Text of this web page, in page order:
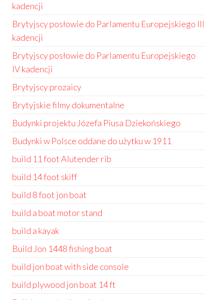
kadencji
Brytyjscy posłowie do Parlamentu Europejskiego III
kadencji
Brytyjscy posłowie do Parlamentu Europejskiego
IV kadencji
Brytyjscy prozaicy
Brytyjskie filmy dokumentalne
Budynki projektu Józefa Piusa Dziekońskiego
Budynki w Polsce oddane do użytku w 1911
build 11 foot Alutender rib
build 14 foot skiff
build 8 foot jon boat
build a boat motor stand
build a kayak
Build Jon 1448 fishing boat
build jon boat with side console
build plywood jon boat 14 ft